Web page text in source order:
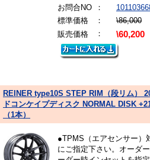
お問合NO
：
標準価格
： \86,000
販売価格
： \60,200
REINER type10S STEP RIM（段リム）
ドコンケイプディスク NORMAL DISK
（1本）
●TPMS（エアセンサー）
にご指定下さい。オーダ